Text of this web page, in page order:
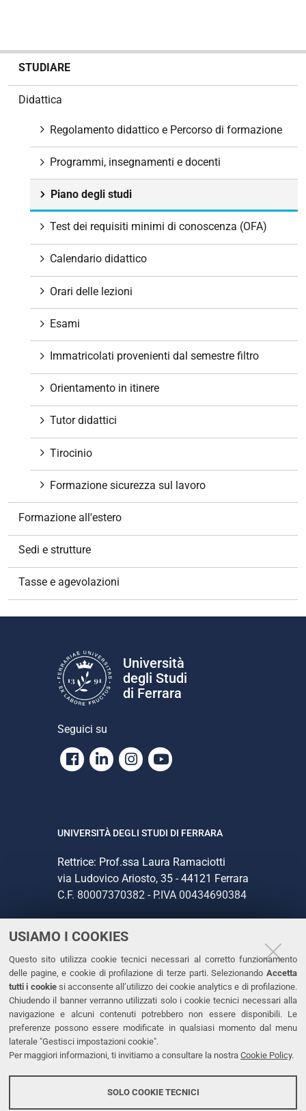
USIAMO I COOKIES
Questo sito utilizza cookie tecnici necessari al corretto funzionamento
delle pagine, e cookie di profilazione di terze parti. Selezionando Accetta
tutti i cookiesi acconsente all’utilizzo dei cookie analytics e di profilazione.
Chiudendo il banner verranno utilizzati solo i cookie tecnici necessari alla
navigazione e alcuni contenuti potrebbero non essere disponibili. Le
preferenze possono essere modificate in qualsiasi momento dal menu
laterale "Gestisci impostazioni cookie".
Per maggiori informazioni, ti invitiamo a consultare la nostra Cookie Policy.
SOLO COOKIE TECNICI
STUDIARE
Didattica
Regolamento didattico e Percorso di formazione
Programmi, insegnamenti e docenti
Piano degli studi
Test dei requisiti minimi di conoscenza (OFA)
Calendario didattico
Orari delle lezioni
Esami
Immatricolati provenienti dal semestre filtro
Orientamento in itinere
Tutor didattici
Tirocinio
Formazione sicurezza sul lavoro
Formazione all'estero
Sedi e strutture
Tasse e agevolazioni
Università
degli Studi
di Ferrara
Seguici su
Facebook
LinkedinInstagram
Youtube
UNIVERSITÀ DEGLI STUDI DI FERRARA
Rettrice: Prof.ssa Laura Ramaciotti
via Ludovico Ariosto, 35 - 44121 Ferrara
C.F. 80007370382 - P.IVA 00434690384
CONTATTI
Tel. +39 0532 293111
Fax. +39 0532 293031
PEC
LINKS
Dichiarazione di accessibilità